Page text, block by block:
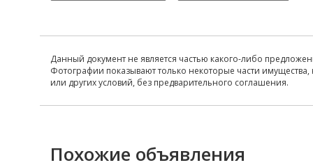
Данный документ не является частью какого-либо
Фотографии показывают только некоторые части
или других условий, без предварительного соглашения.
Похожие объявления